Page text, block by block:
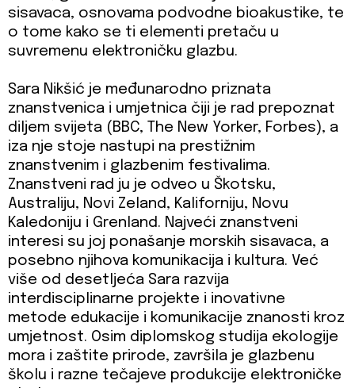
sisavaca, osnovama podvodne bioakustike, te
o tome kako se ti elementi pretaču u
suvremenu elektroničku glazbu.
Sara Nikšić je međunarodno priznata
znanstvenica i umjetnica čiji je rad prepoznat
diljem svijeta (BBC, The New Yorker, Forbes), a
iza nje stoje nastupi na prestižnim
znanstvenim i glazbenim festivalima.
Znanstveni rad ju je odveo u Škotsku,
Australiju, Novi Zeland, Kaliforniju, Novu
Kaledoniju i Grenland. Najveći znanstveni
interesi su joj ponašanje morskih sisavaca, a
posebno njihova komunikacija i kultura. Već
više od desetljeća Sara razvija
interdisciplinarne projekte i inovativne
metode edukacije i komunikacije znanosti kroz
umjetnost. Osim diplomskog studija ekologije
mora i zaštite prirode, završila je glazbenu
školu i razne tečajeve produkcije elektroničke